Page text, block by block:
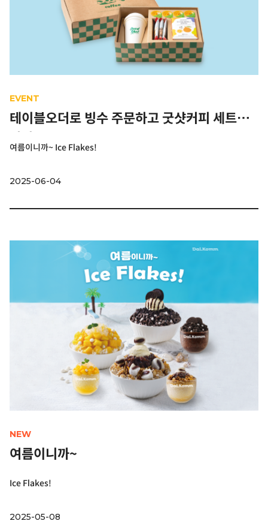
EVENT
테이블오더로 빙수 주문하고 굿샷커피 세트
여름이니까~ Ice Flakes!
2025-06-04
NEW
여름이니까~
Ice Flakes!
2025-05-08